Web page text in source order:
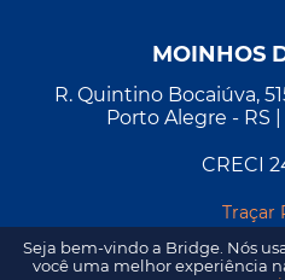
MOINHOS
R. Quintino Bocaiúva,
Porto Alegre - RS
CRECI
Traçar
Seja bem-vindo a Bridge. Nós
você uma melhor experiência